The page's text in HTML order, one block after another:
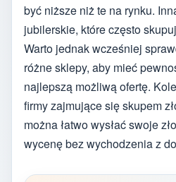
być niższe niż te na rynku.
jubilerskie, które często
Warto jednak wcześniej
różne sklepy, aby mieć
najlepszą możliwą ofertę.
firmy zajmujące się skupem
można łatwo wysłać swoje
wycenę bez wychodzenia z